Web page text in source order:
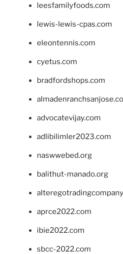
leesfamilyfoods.com
lewis-lewis-cpas.com
eleontennis.com
cyetus.com
bradfordshops.com
advocatevijay.com
adlibilimler2023.com
naswwebed.org
balithut-manado.org
aprce2022.com
ibie2022.com
sbcc-2022.com